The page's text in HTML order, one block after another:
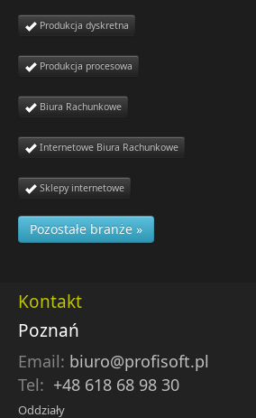
Produkcja dyskretna
Produkcja procesowa
Biura Rachunkowe
Internetowe Biura Rachunkowe
Sklepy internetowe
Pozostałe branże »
Kontakt
Poznań
Email: biuro@profisoft.pl
Tel: +48 618 68 98 30
Oddziały